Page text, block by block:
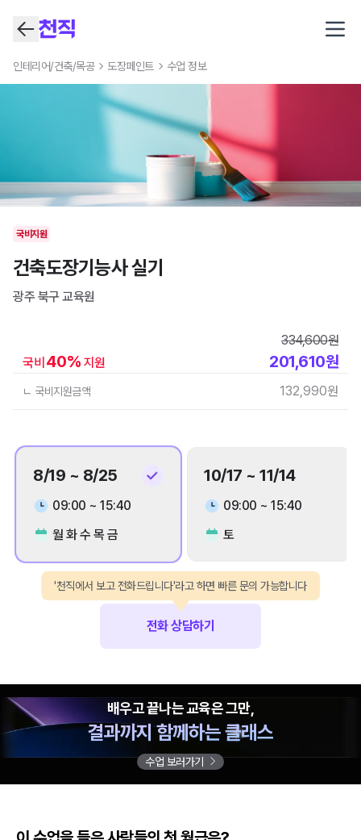
인테리어/건축/목공 도장페인트 수업 정보
국비지원
건축도장기능사 실기
광주 북구 교육원
국비 40% 지원
334,600원
201,610원
ㄴ 국비지원금액 132,990원
8/19 ~ 8/25
09:00 ~ 15:40
월 화 수 목 금
10/17 ~ 11/14
09:00 ~ 15:40
토
전화 상담하기
'천직에서 보고 전화드립니다'라고 하면 빠른 문의 가능합니다
배우고 끝나는 교육은 그만,
결과까지 함께하는 클래스
수업 보러가기